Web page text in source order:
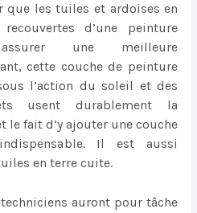
que les tuiles et ardoises en
d’une peinture
une meilleure
cette couche de peinture
l’action du soleil et des
usent durablement la
fait d’y ajouter une couche
Il est aussi
en terre cuite.
auront pour tâche